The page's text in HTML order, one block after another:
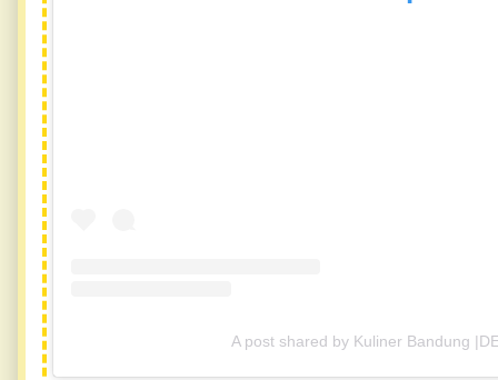
A post shared by Kuliner Bandung